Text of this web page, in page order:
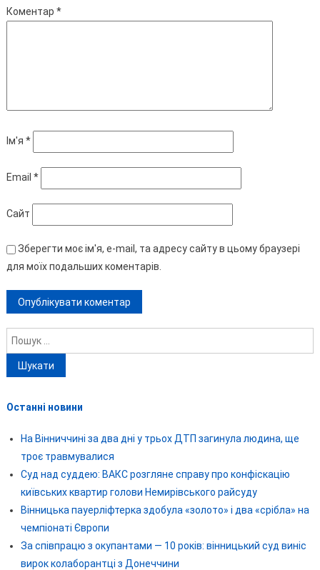
Коментар *
Ім'я *
Email *
Сайт
Зберегти моє ім'я, e-mail, та адресу сайту в цьому браузері
для моїх подальших коментарів.
Пошук:
Останні новини
На Вінниччині за два дні у трьох ДТП загинула людина, ще
троє травмувалися
Суд над суддею: ВАКС розгляне справу про конфіскацію
київських квартир голови Немирівського райсуду
Вінницька пауерліфтерка здобула «золото» і два «срібла» на
чемпіонаті Європи
За співпрацю з окупантами — 10 років: вінницький суд виніс
вирок колаборантці з Донеччини